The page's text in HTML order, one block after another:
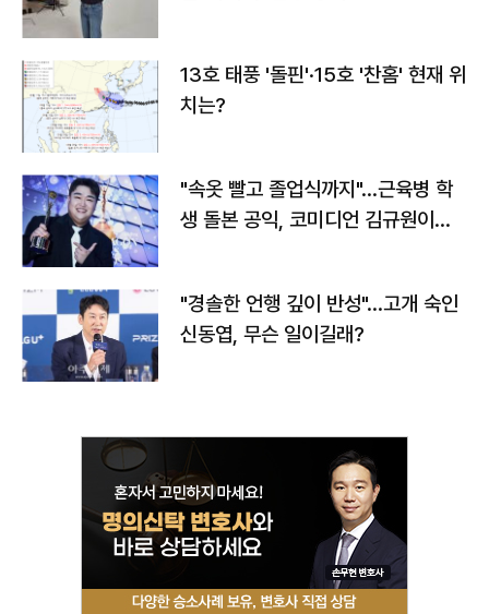
13호 태풍 '돌핀'·15호 '찬홈' 현재 위
치는?
"속옷 빨고 졸업식까지"…근육병 학
생 돌본 공익, 코미디언 김규원이었
"경솔한 언행 깊이 반성"…고개 숙인
신동엽, 무슨 일이길래?